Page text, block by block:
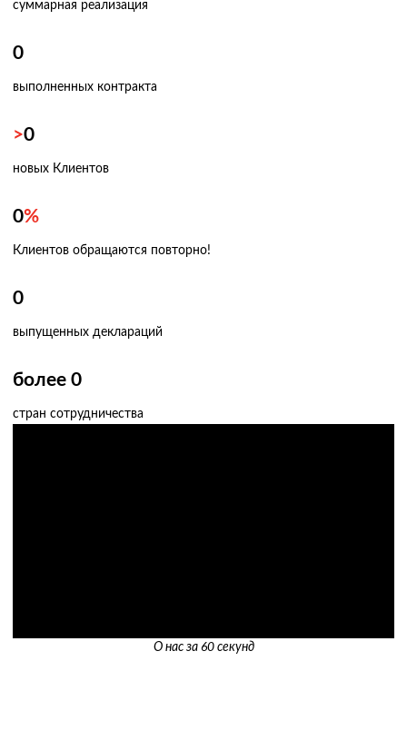
суммарная реализация
0
выполненных контракта
>0
новых Клиентов
0%
Клиентов обращаются повторно!
0
выпущенных деклараций
более 0
стран сотрудничества
О нас за 60 секунд